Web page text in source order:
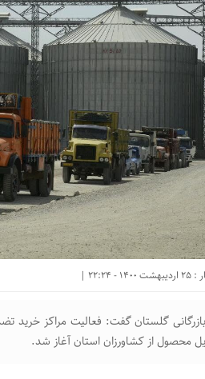
محصول از کشاورزان استان آغاز شد.